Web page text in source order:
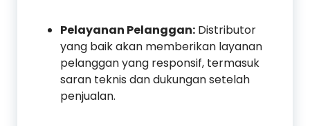
Pelayanan Pelanggan: Distributor
yang baik akan memberikan layanan
pelanggan yang responsif, termasuk
saran teknis dan dukungan setelah
penjualan.